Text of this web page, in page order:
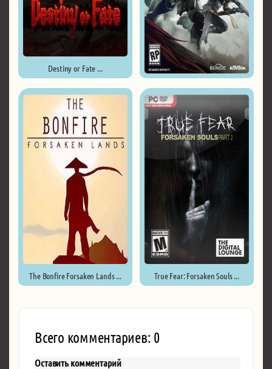
Destiny or Fate ...
The Bonfire Forsaken Lands ... True Fear: Forsaken Souls ...
Всего комментариев: 0
Оставить комментарий